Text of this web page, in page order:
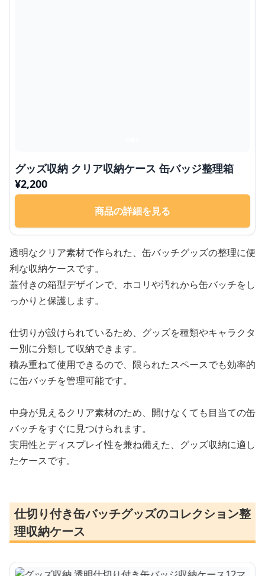
グッズ収納 クリア収納ケース 缶バッジ整理箱
¥2,200
商品の詳細を見る
透明なクリア素材で作られた、缶バッチグッズの整理に便
利な収納ケースです。
蓋付きの箱型デザインで、ホコリや汚れから缶バッチをし
っかりと保護します。
仕切りが設けられているため、グッズを種類やキャラクタ
ー別に分類して収納できます。
積み重ねて使用できるので、限られたスペースでも効率的
に缶バッチを管理可能です。
中身が見えるクリア素材のため、開けなくても目当ての缶
バッチをすぐに見つけられます。
実用性とディスプレイ性を兼ね備えた、グッズ収納に適し
たケースです。
仕切り付き缶バッチグッズのコレクション整
理収納ケース